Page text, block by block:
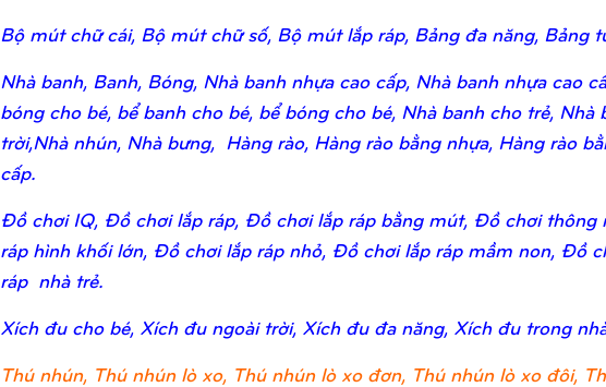
Bộ mút chữ cái, Bộ mút chữ số, Bộ mút lắp ráp, Bảng đa năng, Bảng
Nhà banh, Banh, Bóng, Nhà banh nhựa cao cấp, Nhà banh nhựa cao
bóng cho bé, bể banh cho bé, bể bóng cho bé, Nhà banh cho trẻ,
trời,Nhà nhún, Nhà bưng, Hàng rào, Hàng rào bằng nhựa, Hàng rào
cấp.
Đồ chơi IQ, Đồ chơi lắp ráp, Đồ chơi lắp ráp bằng mút, Đồ chơi
ráp hình khối lớn, Đồ chơi lắp ráp nhỏ, Đồ chơi lắp ráp mầm non, Đồ
ráp nhà trẻ.
Xích đu cho bé, Xích đu ngoài trời, Xích đu đa năng, Xích đu trong
Thú nhún, Thú nhún lò xo, Thú nhún lò xo đơn, Thú nhún lò xo đôi,